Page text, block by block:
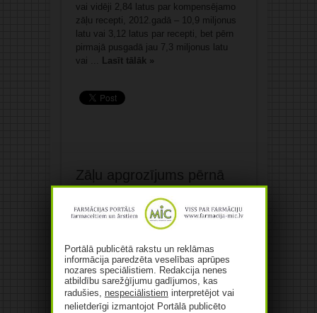
vai vidēji 2,84 latus par kompensējamo
zāļu recepti, 2012.gadā – 10,9 miljonus
latu vai 3,12 latus par recepti, bet pērn
pirmajā pusgadā jau 7,3 miljonus latu
vai ...
Lasīt tālāk »
Zāļu apgrozījums pērnā
gada 4. ceturksnī – par
2% lielāks kā gadu
17/02/2014 Rakstīt komentāru
Portālā publicētā rakstu un reklāmas
informācija paredzēta veselības aprūpes
nozares speciālistiem. Redakcija nenes
atbildību sarežģījumu gadījumos, kas
radušies, nespeciālistiem interpretējot vai
nelietderīgi izmantojot Portālā publicēto